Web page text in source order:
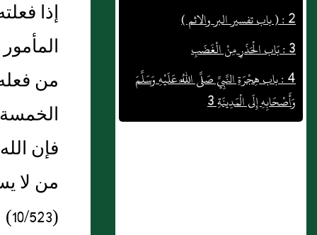
3 : بَاب الْحَذَرِ مِنْ الْغَضَبِ
4 : باب هِجْرَةِ النَّبِيِّ صَلَّى اللَّهُ عَلَيْهِ وَسَلَّمَ
وَأَصْحَابِهِ إِلَى الْمَدِينَةِ 3
5 : تلاوة الحمين معلقة زهير بن أبي سلمى
إذا
من
فإن
من لا
(10/523)